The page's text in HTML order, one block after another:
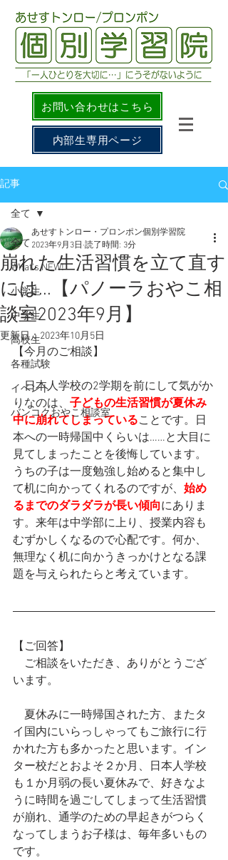
お問い合わせはこちら
内部生専用ページ
記事
全て
What's NEW!
小学生
中学生
高校生
各種試験
イベント
バンコクおやこ相談室
全て
崩れた生活習慣を立て直す
には...【パノーラおやこ相
談室2023年9月】
あせすトンロー・プロンポン個別学習院
2023年9月3日 読了時間: 3分
更新日：2023年10月5日
【今月のご相談】
日本人学校の2学期を前にして気がか
りなのは、 子どもの生活習慣が夏休み
中に崩れてしまっていることです。日
本への一時帰国中くらいは……と大目に
見てしまったことを後悔しています。
うちの子は一度勉強し始めると集中し
て机に向かってくれるのですが、 始め
るまでのダラダラが長い傾向にありま
す。来年は中学部に上り、授業内容も
むずかしくなるので心配です。何か、
無理なく机に向かうきっかけとなる課
題を与えられたらと考えています。
【ご回答】
ご相談をいただき、ありがとうござ
います。
夏休みに一時帰国された方、またタ
イ国内にいらっしゃってもご旅行に行
かれた方も多かったと思います。イン
ター校だとおよそ２か月、日本人学校
も１か月弱の長い夏休みで、好きなよ
うに時間を過ごしてしまって生活習慣
が崩れ、通学のための早起きがつらく
なってしまうお子様は、毎年多いもの
です。